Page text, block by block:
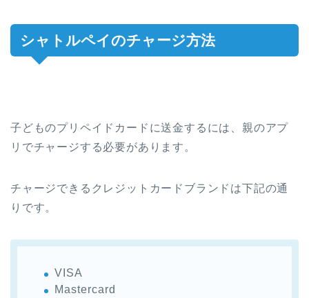
シャトルペイのチャージ方法
子どものプリペイドカードに送金するには、親のアプ
リでチャージする必要があります。
チャージできるクレジットカードブランドは下記の通
りです。
VISA
Mastercard